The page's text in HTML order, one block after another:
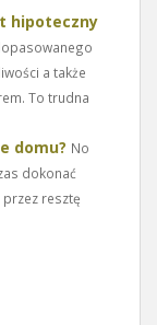
hipoteczny
a także
To trudna
domu? No
dokonać
resztę